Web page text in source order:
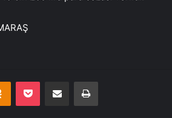
Odnoklassniki
Pocket E-Posta ile paylaş Yazdır